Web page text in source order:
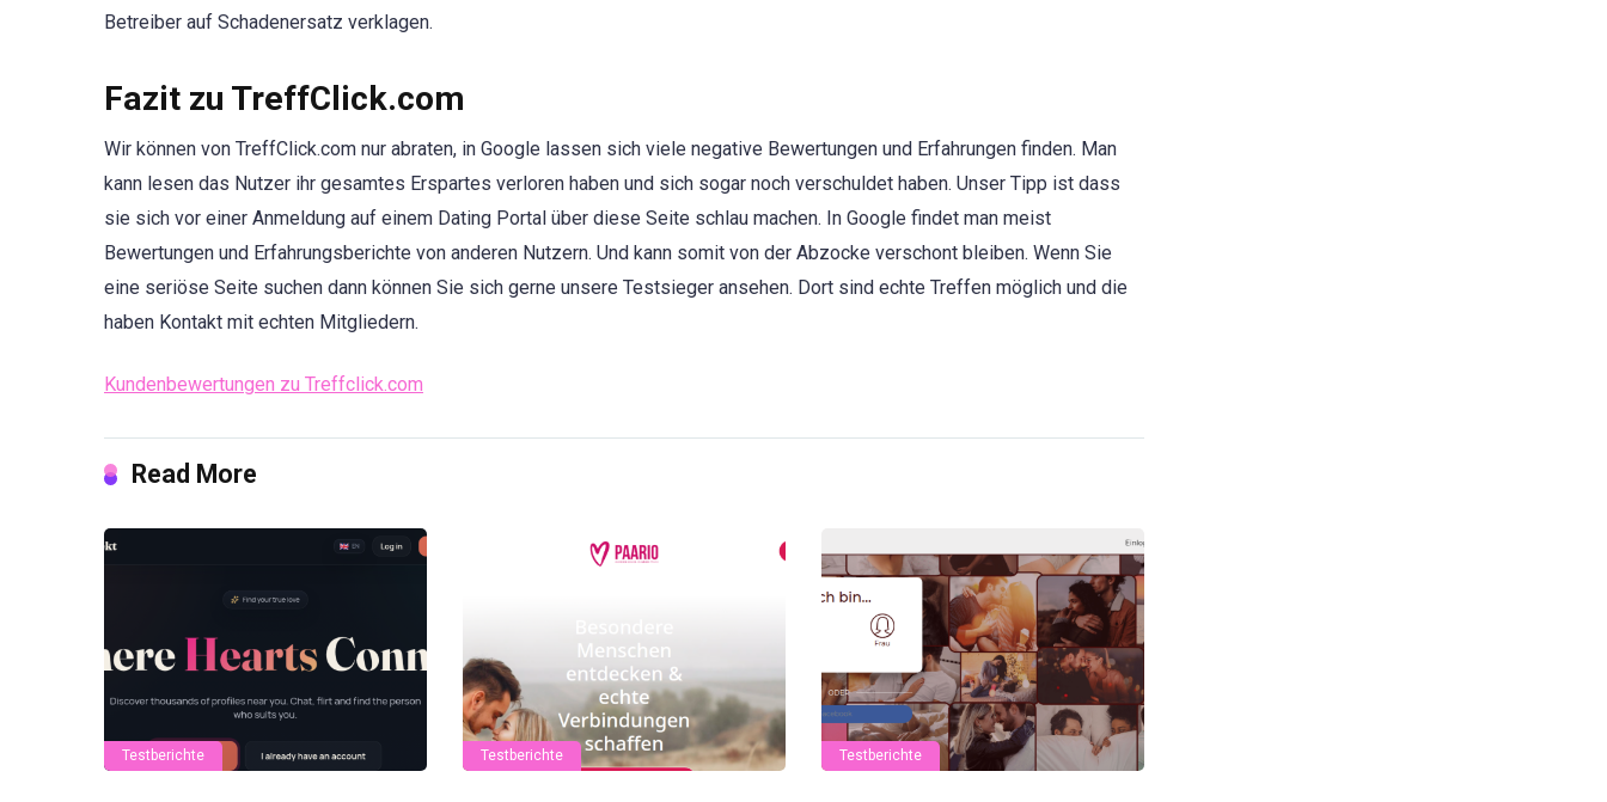
Betreiber auf Schadenersatz verklagen.
Fazit zu TreffClick.com
Wir können von TreffClick.com nur abraten, in Google lassen sich viele negative Bewertungen und Erfahrungen finden. Man
kann lesen das Nutzer ihr gesamtes Erspartes verloren haben und sich sogar noch verschuldet haben. Unser Tipp ist dass
sie sich vor einer Anmeldung auf einem Dating Portal über diese Seite schlau machen. In Google findet man meist
Bewertungen und Erfahrungsberichte von anderen Nutzern. Und kann somit von der Abzocke verschont bleiben. Wenn Sie
eine seriöse Seite suchen dann können Sie sich gerne unsere Testsieger ansehen. Dort sind echte Treffen möglich und die
haben Kontakt mit echten Mitgliedern.
Kundenbewertungen zu Treffclick.com
Read More
Testberichte Testberichte Testberichte